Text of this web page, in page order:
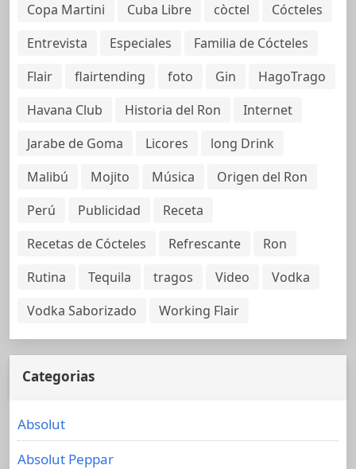
Copa Martini
Cuba Libre còctel
Cócteles
Entrevista
Especiales
Familia de Cócteles
Flair
flairtending foto Gin
HagoTrago
Havana Club
Historia del Ron
Internet
Jarabe de Goma
Licores
long Drink
Malibú
Mojito Música
Origen del Ron
Perú
Publicidad
Receta
Recetas de Cócteles
Refrescante
Ron
Rutina
Tequila tragos Video
Vodka
Vodka Saborizado
Working Flair
Categorias
Absolut
Absolut Peppar